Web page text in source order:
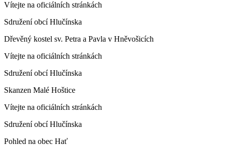
Vítejte na oficiálních stránkách
Sdružení obcí Hlučínska
Dřevěný kostel sv. Petra a Pavla v Hněvošicích
Vítejte na oficiálních stránkách
Sdružení obcí Hlučínska
Skanzen Malé Hoštice
Vítejte na oficiálních stránkách
Sdružení obcí Hlučínska
Pohled na obec Hať